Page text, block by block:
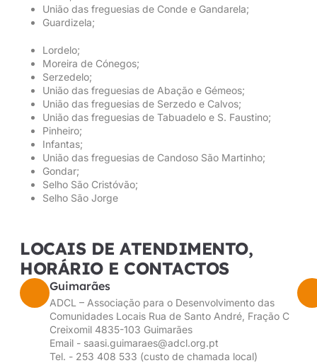
União das freguesias de Conde e Gandarela;
Guardizela;
Lordelo;
Moreira de Cónegos;
Serzedelo;
União das freguesias de Abação e Gémeos;
União das freguesias de Serzedo e Calvos;
União das freguesias de Tabuadelo e S. Faustino;
Pinheiro;
Infantas;
União das freguesias de Candoso São Martinho;
Gondar;
Selho São Cristóvão;
Selho São Jorge
LOCAIS DE ATENDIMENTO,
HORÁRIO E CONTACTOS
Guimarães
ADCL – Associação para o Desenvolvimento das
Comunidades Locais Rua de Santo André, Fração C
Creixomil 4835-103 Guimarães
Email - saasi.guimaraes@adcl.org.pt
Tel. - 253 408 533 (custo de chamada local)